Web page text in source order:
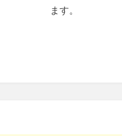
ます。